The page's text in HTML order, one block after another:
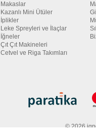
Makaslar
Kazanlı Mini Ütüler
İplikler
Leke Spreyleri ve İlaçlar
İğneler
Çıt Çıt Makineleri
Cetvel ve Riga Takımları
© 2026